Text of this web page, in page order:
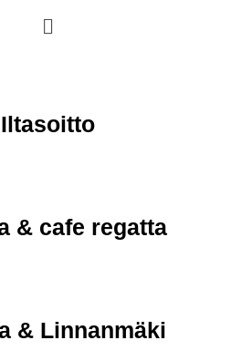
Iltasoitto
& cafe regatta
& Linnanmäki